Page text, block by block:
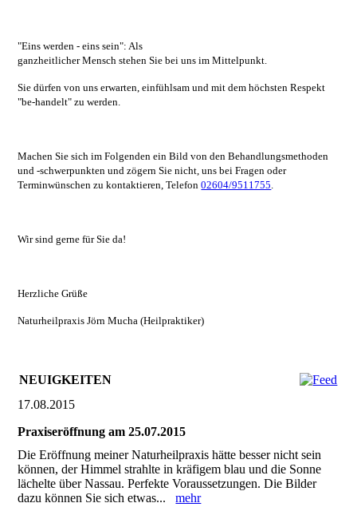
"Eins werden - eins sein": Als
ganzheitlicher Mensch stehen Sie bei uns im Mittelpunkt.
Sie dürfen von uns erwarten, einfühlsam und mit dem höchsten Respekt
"be-handelt" zu werden.
Machen Sie sich im Folgenden ein Bild von den Behandlungsmethoden
und -schwerpunkten und zögern Sie nicht, uns bei Fragen oder
Terminwünschen zu kontaktieren, Telefon02604/9511755.
Wir sind gerne für Sie da!
Herzliche Grüße
Naturheilpraxis Jörn Mucha (Heilpraktiker)
NEUIGKEITEN
17.08.2015
Praxiseröffnung am 25.07.2015
Die Eröffnung meiner Naturheilpraxis hätte besser nicht sein
können, der Himmel strahlte in kräfigem blau und die Sonne
lächelte über Nassau. Perfekte Voraussetzungen. Die Bilder
dazu können Sie sich etwas...mehr